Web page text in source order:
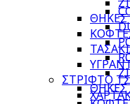
ΣΤΡΙΦΤΟ